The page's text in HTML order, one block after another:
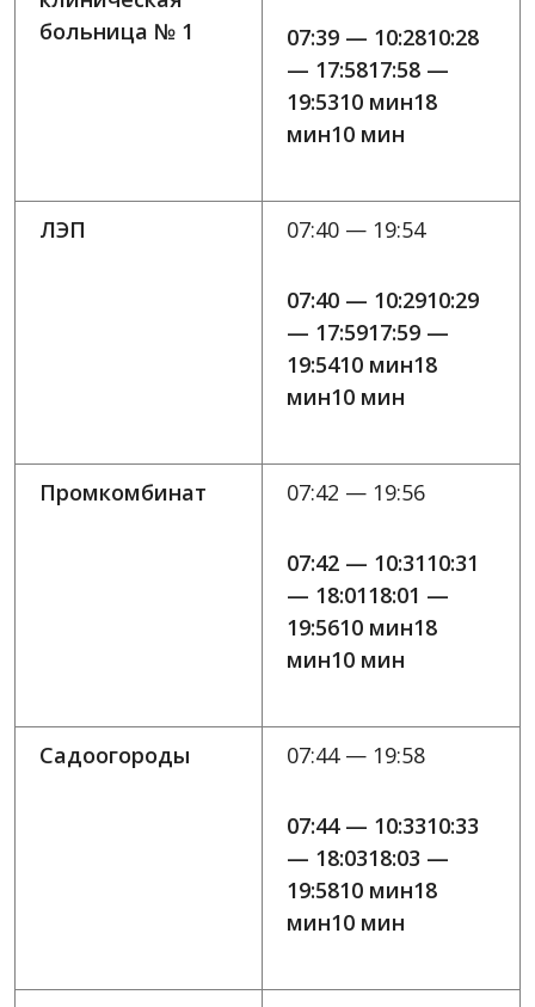
больница № 1
07:39 — 10:2810:28
— 17:5817:58 —
19:5310 мин18
мин10 мин
ЛЭП 07:40 — 19:54
07:40 — 10:2910:29
— 17:5917:59 —
19:5410 мин18
мин10 мин
Промкомбинат 07:42 — 19:56
07:42 — 10:3110:31
— 18:0118:01 —
19:5610 мин18
мин10 мин
Садоогороды 07:44 — 19:58
07:44 — 10:3310:33
— 18:0318:03 —
19:5810 мин18
мин10 мин